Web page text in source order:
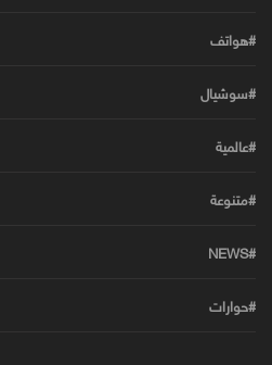
#هواتف
#سوشيال
#عالمية
#متنوعة
#NEWS
#حوارات